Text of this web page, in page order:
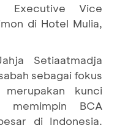
Executive Vice
di Hotel Mulia,
Setiaatmadja
sebagai fokus
kunci
memimpin BCA
di Indonesia.